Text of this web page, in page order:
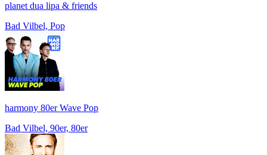
planet dua lipa & friends
Bad Vilbel, Pop
harmony 80er Wave Pop
Bad Vilbel, 90er, 80er